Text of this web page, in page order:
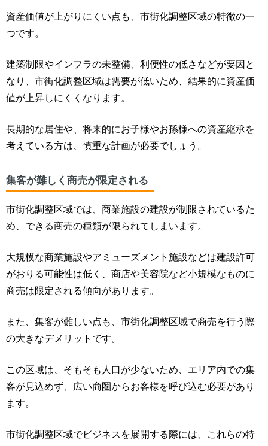
資産価値が上がりにくい点も、市街化調整区域の特徴の一
つです。
建築制限やインフラの未整備、利便性の低さなどが要因と
なり、市街化調整区域は需要が低いため、結果的に資産価
値が上昇しにくくなります。
長期的な居住や、将来的にお子様やお孫様への資産継承を
考えている方は、慎重な計画が必要でしょう。
集客が難しく商売が限定される
市街化調整区域では、商業施設の建設が制限されているた
め、 できる商売の種類が限られてしまいます。
大規模な商業施設やアミューズメント施設などは建設許可
がおりる可能性は低く、商店や美容院など小規模なものに
商売は限定される傾向があります。
また、集客が難しい点も、市街化調整区域で商売を行う際
の大きなデメリットです。
この区域は、そもそも人口が少ないため、エリア内での集
客が見込めず、広い商圏からお客様を呼び込む必要があり
ます。
市街化調整区域でビジネスを展開する際には、これらの特